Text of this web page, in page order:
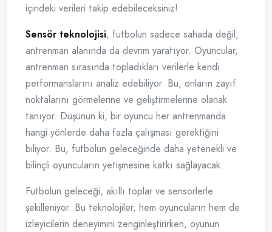
içindeki verileri takip edebileceksiniz!
Sensör teknolojisi, futbolun sadece sahada değil,
antrenman alanında da devrim yaratıyor. Oyuncular,
antrenman sırasında topladıkları verilerle kendi
performanslarını analiz edebiliyor. Bu, onların zayıf
noktalarını görmelerine ve geliştirmelerine olanak
tanıyor. Düşünün ki, bir oyuncu her antrenmanda
hangi yönlerde daha fazla çalışması gerektiğini
biliyor. Bu, futbolun geleceğinde daha yetenekli ve
bilinçli oyuncuların yetişmesine katkı sağlayacak.
Futbolun geleceği, akıllı toplar ve sensörlerle
şekilleniyor. Bu teknolojiler, hem oyuncuların hem de
izleyicilerin deneyimini zenginleştirirken, oyunun